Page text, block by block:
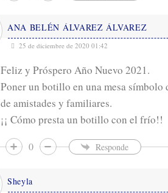
ANA BELÉN ÁLVAREZ ÁLVAREZ
25 de diciembre de 2020 01:42
Feliz y Próspero Año Nuevo 2021.
Poner un botillo en una mesa símbolo
de amistades y familiares.
¡¡ Cómo presta un botillo con el frío!!
0 Responde
Sheyla